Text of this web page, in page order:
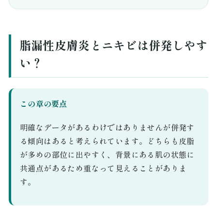
脂漏性皮膚炎とニキビは併発しやす
い？
この章の要点
明確なデータがあるわけではありませんが併発す
る傾向はあると考えられています。どちらも皮脂
が多めの部位に出やすく、背景にある肌の状態に
共通点があるため重なって見えることがありま
す。